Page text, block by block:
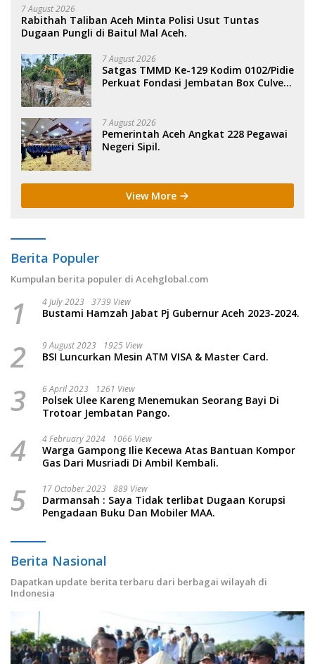
7 August 2026
Rabithah Taliban Aceh Minta Polisi Usut Tuntas
Dugaan Pungli di Baitul Mal Aceh.
7 August 2026
Satgas TMMD Ke-129 Kodim 0102/Pidie
Perkuat Fondasi Jembatan Box Culvert
7 August 2026
Pemerintah Aceh Angkat 228 Pegawai
Negeri Sipil.
View More
Berita Populer
Kumpulan berita populer di Acehglobal.com
1 4 July 2023 3739 View
Bustami Hamzah Jabat Pj Gubernur Aceh 2023-2024.
2 9 August 2023 1925 View
BSI Luncurkan Mesin ATM VISA & Master Card.
3 6 April 2023 1261 View
Polsek Ulee Kareng Menemukan Seorang Bayi Di
Trotoar Jembatan Pango.
4 4 February 2024 1066 View
Warga Gampong Ilie Kecewa Atas Bantuan Kompor
Gas Dari Musriadi Di Ambil Kembali.
5 17 October 2023 889 View
Darmansah : Saya Tidak terlibat Dugaan Korupsi
Pengadaan Buku Dan Mobiler MAA.
Berita Nasional
Dapatkan update berita terbaru dari berbagai wilayah di
Indonesia